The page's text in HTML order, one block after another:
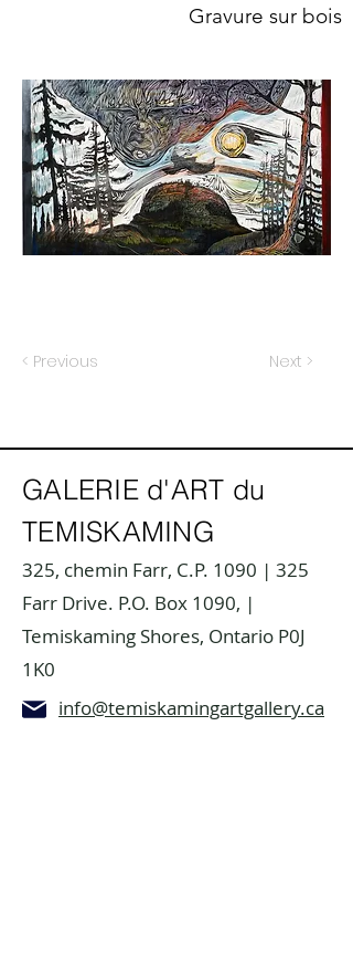
Gravure sur bois
< Previous Next >
GALERIE d'ART du
TEMISKAMING
325, chemin Farr, C.P. 1090 | 325
Farr Drive. P.O. Box 1090, |
Temiskaming Shores, Ontario P0J
1K0
info@temiskamingartgallery.ca